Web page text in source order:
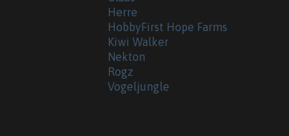
Herre
HobbyFirst Hope Farms
Kiwi Walker
Nekton
Rogz
Vogeljungle